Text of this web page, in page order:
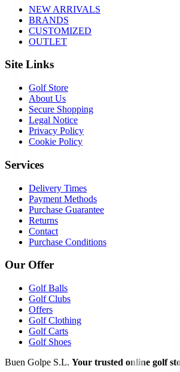
NEW ARRIVALS
BRANDS
CUSTOMIZED
OUTLET
Site Links
Golf Store
About Us
Secure Shopping
Legal Notice
Privacy Policy
Cookie Policy
Services
Delivery Times
Payment Methods
Purchase Guarantee
Returns
Contact
Purchase Conditions
Our Offer
Golf Balls
Golf Clubs
Offers
Golf Clothing
Golf Carts
Golf Shoes
Buen Golpe S.L. Your trusted online golf